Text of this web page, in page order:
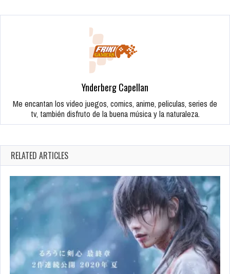
Ynderberg Capellan
Me encantan los video juegos, comics, anime, peliculas, series de
tv, también disfruto de la buena música y la naturaleza.
RELATED ARTICLES